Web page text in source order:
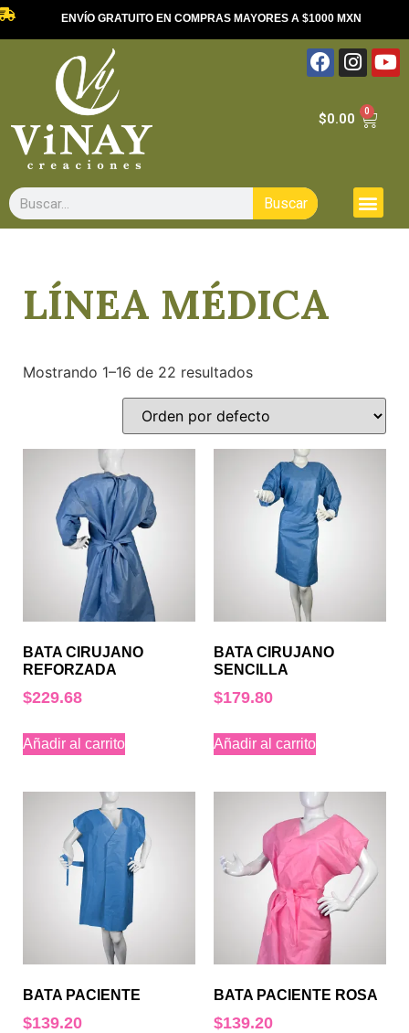
ENVÍO GRATUITO EN COMPRAS MAYORES A $1000 MXN
$0.00 0
Buscar
LÍNEA MÉDICA
Mostrando 1–16 de 22 resultados
BATA CIRUJANO
REFORZADA
$229.68
Añadir al carrito
BATA CIRUJANO
SENCILLA
$179.80
Añadir al carrito
BATA PACIENTE
$139.20
BATA PACIENTE ROSA
$139.20